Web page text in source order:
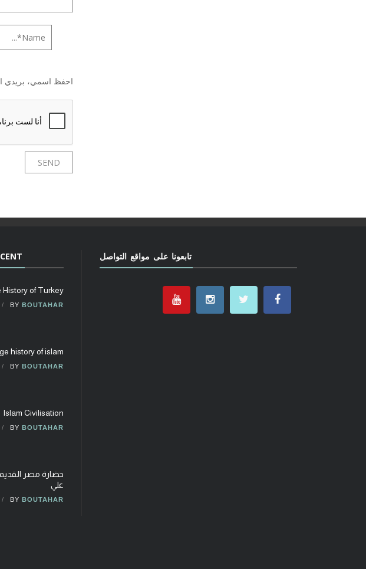
احفظ اسمي، بريدي
History of Turkey
BY BOUTAHAR
history of islam
BY BOUTAHAR
Islam Civilisation
BY BOUTAHAR
حضارة مصر
علي
BY BOUTAHAR
تابعونا على مواقع التواصل